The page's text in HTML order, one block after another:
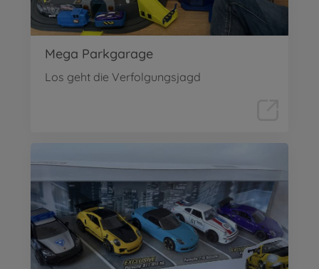
Mega Parkgarage
Los geht die Verfolgungsjagd